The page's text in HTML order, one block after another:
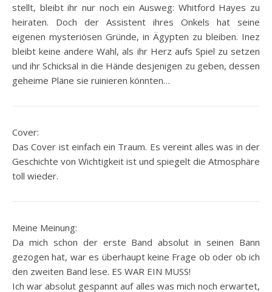
stellt, bleibt ihr nur noch ein Ausweg: Whitford Hayes zu
heiraten. Doch der Assistent ihres Onkels hat seine
eigenen mysteriösen Gründe, in Ägypten zu bleiben. Inez
bleibt keine andere Wahl, als ihr Herz aufs Spiel zu setzen
und ihr Schicksal in die Hände desjenigen zu geben, dessen
geheime Pläne sie ruinieren könnten…
Cover:
Das Cover ist einfach ein Traum. Es vereint alles was in der
Geschichte von Wichtigkeit ist und spiegelt die Atmosphäre
toll wieder.
Meine Meinung:
Da mich schon der erste Band absolut in seinen Bann
gezogen hat, war es überhaupt keine Frage ob oder ob ich
den zweiten Band lese. ES WAR EIN MUSS!
Ich war absolut gespannt auf alles was mich noch erwartet,